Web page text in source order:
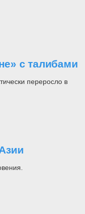
с талибами
переросло в